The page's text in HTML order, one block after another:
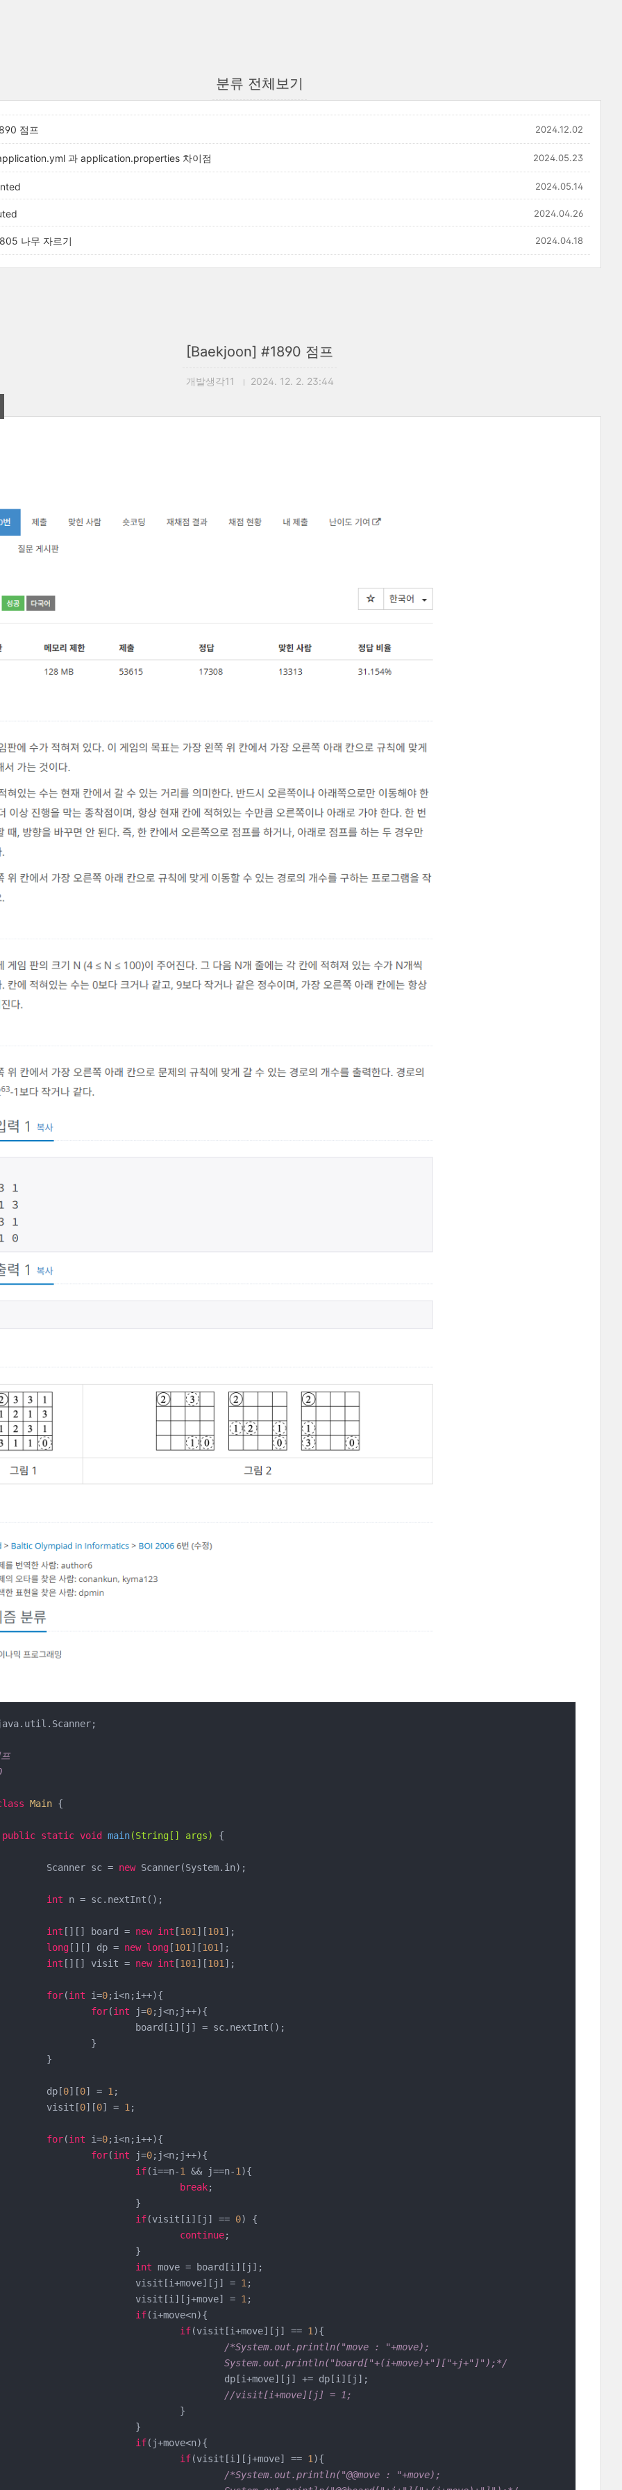
분류 전체보기
점프 2024.12.02
과 application.properties 차이점 2024.05.23
2024.05.14
2024.04.26
나무 자르기 2024.04.18
[Baekjoon] #1890 점프
개발생각11 2024. 12. 2. 23:44
Main {
public static void main(String[] args) {
		Scanner sc =
new Scanner(System.in);
int n = sc.nextInt();
int [][] board = new int [101 ][101 ];
long [][] dp = new long [101 ][101 ];
int [][] visit = new int [101 ][101 ];
for(int i=0;i<n;i++){
for(int j=0;j<n;j++){
		dp[
0][0] = 1 ;
		visit[
0][0] = 1 ;
for(int i=0;i<n;i++){
for(int j=0;j<n;j++){
if(i==n-1 && j==n-1 ){
break;
if(visit[i][j] == 0) {
continue;
int move = board[i][j];
				visit[i+move][j] =
1 ;
				visit[i][j+move] =
1 ;
if(i+move<n){
if(visit[i+move][j] == 1 ){
/*System.out.println("move : "+move);
						System.out.println("board["+(i+move)+"]["+j+"]");*/
//visit[i+move][j] = 1;
if(j+move<n){
if(visit[i][j+move] == 1 ){
/*System.out.println("@@move : "+move);